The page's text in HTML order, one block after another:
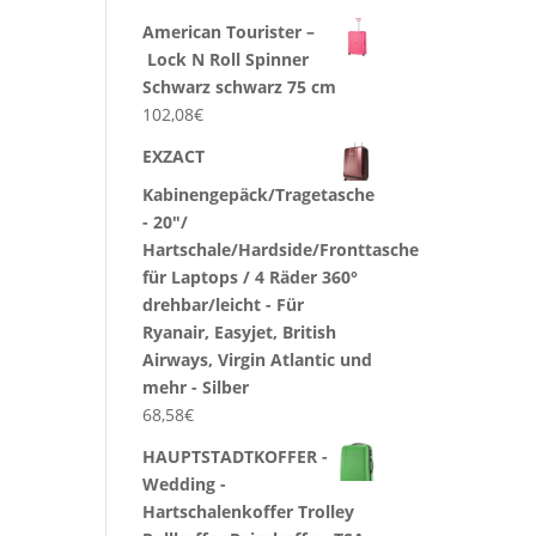
American Tourister –
Lock N Roll Spinner
Schwarz schwarz 75 cm
102,08€
EXZACT
Kabinengepäck/Tragetasche
- 20"/
Hartschale/Hardside/Fronttasche
für Laptops / 4 Räder 360°
drehbar/leicht - Für
Ryanair, Easyjet, British
Airways, Virgin Atlantic und
mehr - Silber
68,58€
HAUPTSTADTKOFFER -
Wedding -
Hartschalenkoffer Trolley